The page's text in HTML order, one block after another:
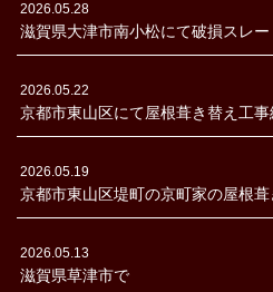
2026.05.28
滋賀県大津市南小松にて破損スレ
2026.05.22
京都市東山区にて屋根葺き替え工事
2026.05.19
京都市東山区堤町の京町家の屋根
2026.05.13
滋賀県草津市で